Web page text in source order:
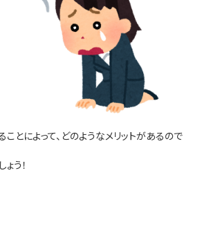
とによって、どのようなメリットがあるので
う！